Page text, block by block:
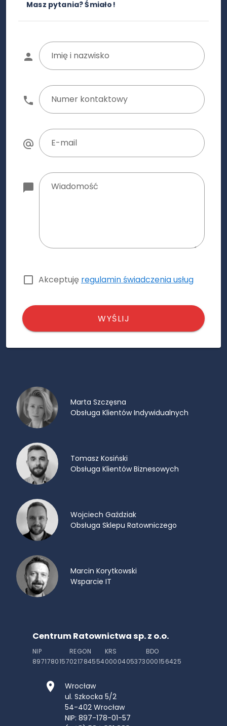
Masz pytania? Śmiało!
Imię i nazwisko
Numer kontaktowy
E-mail
Wiadomość
Akceptuję regulamin świadczenia usług
WYŚLIJ
Marta Szczęsna
Obsługa Klientów Indywidualnych
Tomasz Kosiński
Obsługa Klientów Biznesowych
Wojciech Gaździak
Obsługa Sklepu Ratowniczego
Marcin Korytkowski
Wsparcie IT
Centrum Ratownictwa sp. z o.o.
NIP
8971780157
REGON
021784554
KRS
0000405373
BDO
000156425
Wrocław
ul. Szkocka 5/2
54-402 Wrocław
NIP: 897-178-01-57